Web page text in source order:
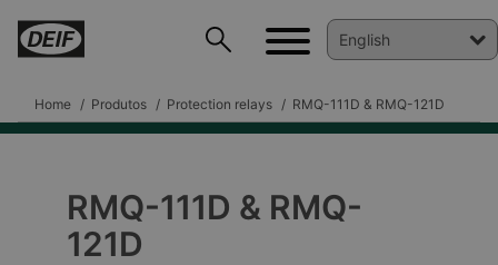
Home Produtos Protection relays RMQ-111D & RMQ-121D
RMQ-111D & RMQ-
121D
DEIF PowerAI